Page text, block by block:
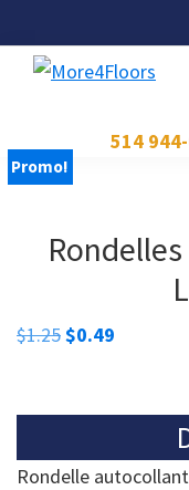
to
primary
to
main
to
footer
les
514
Promo!
$1.25Le
était :
$0.49
est :
Rondelle